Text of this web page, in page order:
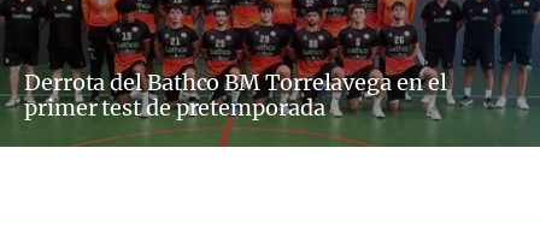
Derrota del Bathco BM Torrelavega en el
primer test de pretemporada